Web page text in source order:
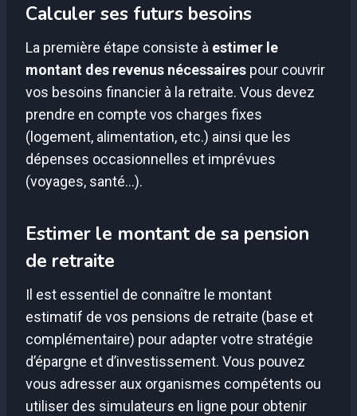
Calculer ses futurs besoins
La première étape consiste à estimer le
montant des revenus nécessaires pour couvrir
vos besoins financier à la retraite. Vous devez
prendre en compte vos charges fixes
(logement, alimentation, etc.) ainsi que les
dépenses occasionnelles et imprévues
(voyages, santé…).
Estimer le montant de sa pension
de retraite
Il est essentiel de connaître le montant
estimatif de vos pensions de retraite (base et
complémentaire) pour adapter votre stratégie
d’épargne et d’investissement. Vous pouvez
vous adresser aux organismes compétents ou
utiliser des simulateurs en ligne pour obtenir